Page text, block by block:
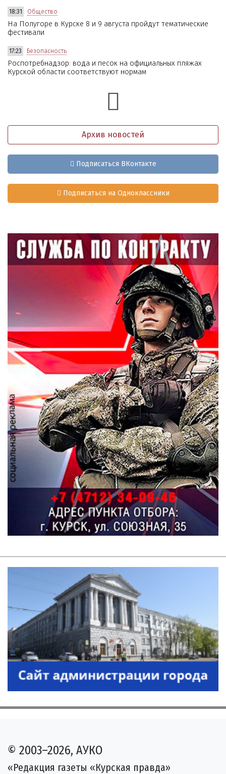
18:31 Общество
На Полугоре в Курске 8 и 9 августа пройдут тематические
фестивали
17:23 Безопасность
Роспотребнадзор: вода и песок на официальных пляжах
Курской области соответствуют нормам
Архив новостей
Подписаться ВКонтакте
Подписаться на Одноклассники
© 2003–2026, АУКО
«Редакция газеты «Курская правда»